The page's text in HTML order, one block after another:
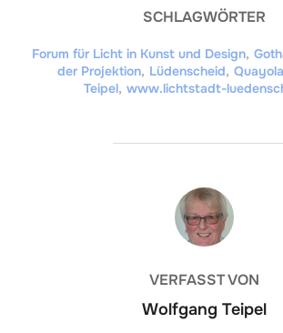
SCHLAGWÖRTER
Forum für Licht in Kunst und Design,
der Projektion, Lüdenscheid, Quayola
Teipel, www.lichtstadt-
BEITRAGSAUTOR
VERFASST VON
Wolfgang Teipel